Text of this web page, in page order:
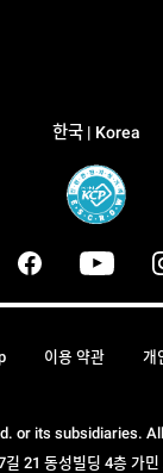
한국 | Korea
or its subsidiaries.
21 동성빌딩 4층 가
이용 약관 개